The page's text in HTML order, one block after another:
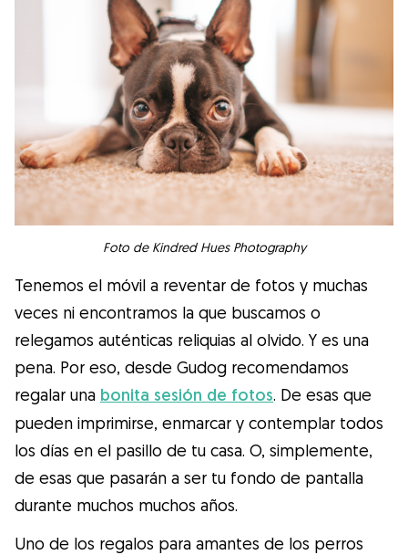
Foto de Kindred Hues Photography
Tenemos el móvil a reventar de fotos y muchas
veces ni encontramos la que buscamos o
relegamos auténticas reliquias al olvido. Y es una
pena. Por eso, desde Gudog recomendamos
regalar una bonita sesión de fotos. De esas que
pueden imprimirse, enmarcar y contemplar todos
los días en el pasillo de tu casa. O, simplemente,
de esas que pasarán a ser tu fondo de pantalla
durante muchos muchos años.
Uno de los regalos para amantes de los perros